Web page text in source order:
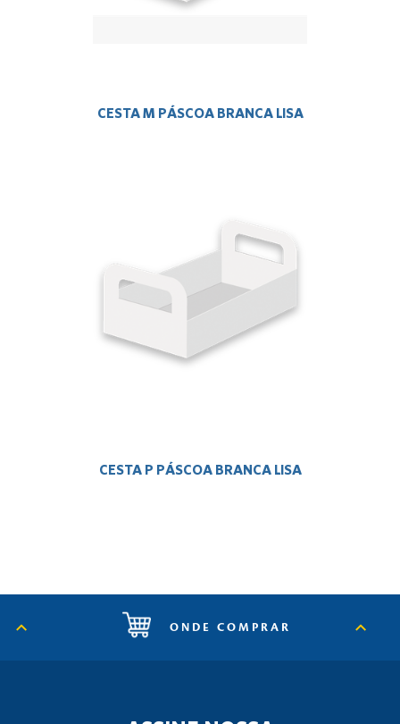
CESTA M PÁSCOA BRANCA LISA
CESTA P PÁSCOA BRANCA LISA
ONDE COMPRAR